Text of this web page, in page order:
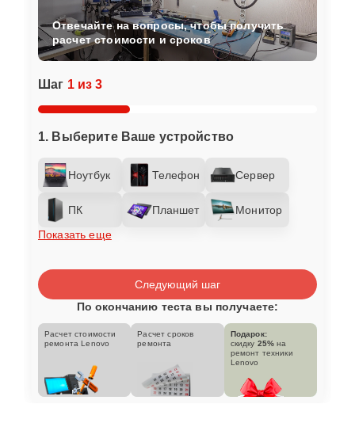
Шаг 1 из 3
1. Выберите Ваше устройство
Ноутбук Телефон Сервер
ПК Планшет
Монитор
Показать еще
Отвечайте на вопросы, чтобы получить
расчет стоимости и сроков
Следующий шаг
По окончанию теста вы получаете:
Расчет стоимости
ремонта Lenovo
Расчет сроков
ремонта
Подарок:
скидку 25% на
ремонт техники
Lenovo